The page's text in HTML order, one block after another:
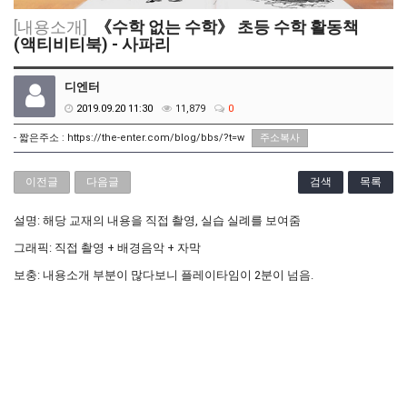
[내용소개]
《수학 없는 수학》 초등 수학 활동책
(액티비티북) - 사파리
디엔터
2019.09.20 11:30 11,879 0
- 짧은주소 : https://the-enter.com/blog/bbs/?t=w 주소복사
이전글 다음글 검색 목록
설명: 해당 교재의 내용을 직접 촬영, 실습 실례를 보여줌
그래픽: 직접 촬영 + 배경음악 + 자막
보충: 내용소개 부분이 많다보니 플레이타임이 2분이 넘음.